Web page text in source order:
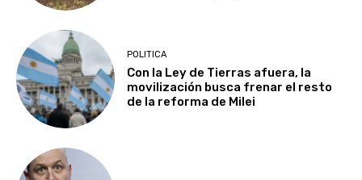
POLITICA
Con la Ley de Tierras afuera, la
movilización busca frenar el resto
de la reforma de Milei